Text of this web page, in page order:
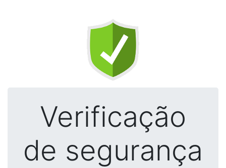
Verificação
de segurança